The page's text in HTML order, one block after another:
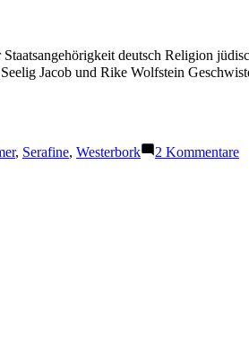
deutsch Religion
Jacob und Rike Wolfstein
, Serafine, Westerbork 2 Kommentarezu